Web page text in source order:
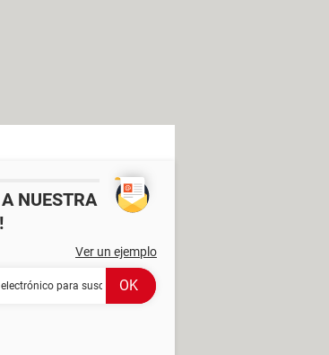
NUESTRA
Ver un ejemplo